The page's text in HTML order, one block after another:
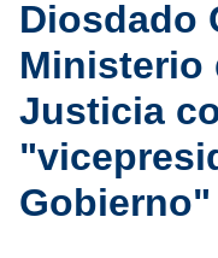
Diosdado
Ministerio
Justicia
Gobierno"